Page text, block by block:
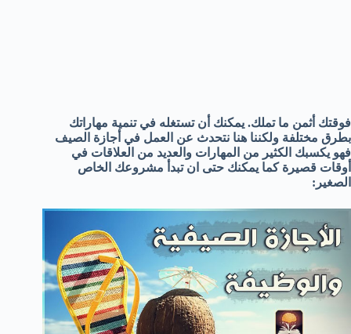
فوقتك أثمن ما تملك. يمكنك أن تستغله في تنمية مهاراتك
بطرق مختلفة ولكننا هنا نتحدث عن العمل في أجازة الصيف
فهو يكسبك الكثير من المهارات والعديد من العلاقات في
أوقات قصيرة كما يمكنك حتى ان تبدأ مشروعك الخاص
الصغير: